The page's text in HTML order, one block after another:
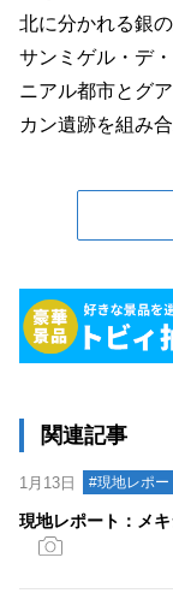
北に分かれる銀
サンミゲル・デ
ニアル都市とグ
カン遺跡を組み
関連記事
1月13日 #現地レポー
現地レポート：メ